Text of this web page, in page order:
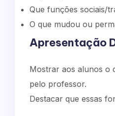
Que funções sociais/
O que mudou ou
Apresentação
Mostrar aos alunos o
pelo professor.
Destacar que essas